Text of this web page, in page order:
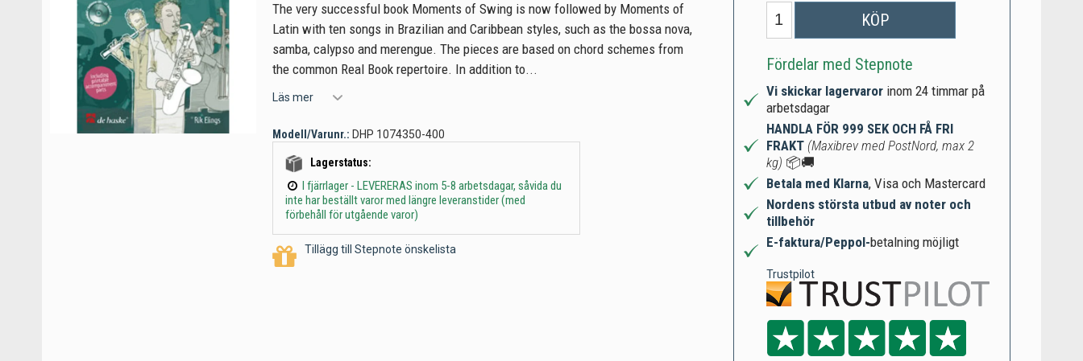
The very successful book Moments of Swing is now followed by Moments of
Latin with ten songs in Brazilian and Caribbean styles, such as the bossa nova,
samba, calypso and merengue. The pieces are based on chord schemes from
the common Real Book repertoire. In addition to...
Läs mer
Modell/Varunr.: DHP 1074350-400
Lagerstatus:
I fjärrlager - LEVERERAS inom 5-8 arbetsdagar, såvida du
inte har beställt varor med längre leveranstider (med
förbehåll för utgående varor)
Tillägg till Stepnote önskelista
KÖP
Fördelar med Stepnote
Vi skickar lagervaror inom 24 timmar på
arbetsdagar
HANDLA FÖR 999 SEK OCH FÅ FRI
FRAKT (Maxibrev med PostNord, max 2
kg) 📦🚚
Betala med Klarna, Visa och Mastercard
Nordens största utbud av noter och
tillbehör
E-faktura/Peppol-betalning möjligt
Trustpilot